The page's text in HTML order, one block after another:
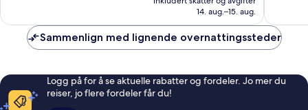
1 911 kr
14. aug.–15. aug.
Sammenlign med lignende overnattingssteder
Logg på for å se aktuelle rabatter og fordeler. Jo mer du
reiser, jo flere fordeler får du!